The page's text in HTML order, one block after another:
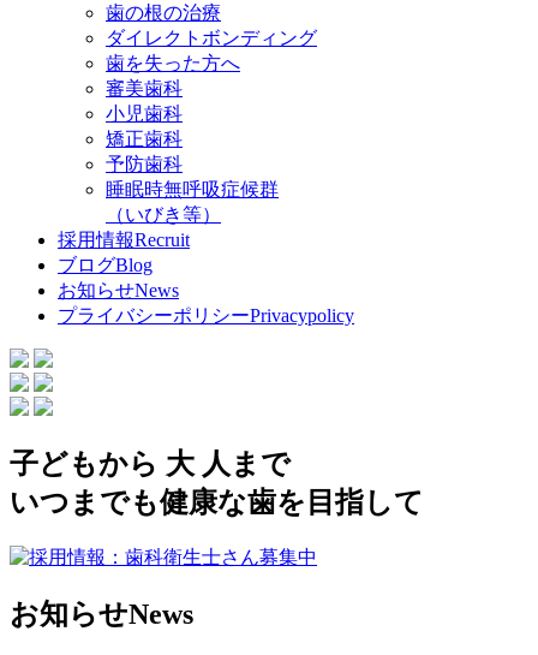
歯の根の治療
ダイレクトボンディング
歯を失った方へ
審美歯科
小児歯科
矯正歯科
予防歯科
睡眠時無呼吸症候群
（いびき等）
採用情報Recruit
ブログBlog
お知らせNews
プライバシーポリシーPrivacypolicy
子どもから 大 人 まで
いつまでも健康な歯を 目指して
お知らせNews